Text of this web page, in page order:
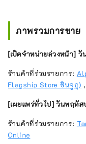
ภาพรวมการขาย
[เปิดจำหน่ายล่วงหน้า]
ร้านค้าที่ร่วมรายการ:
Flagship Store ชินจูกุ) ,
[เผยแพร่ทั่วไป] วันพฤหั
ร้านค้าที่ร่วมรายการ:
Online